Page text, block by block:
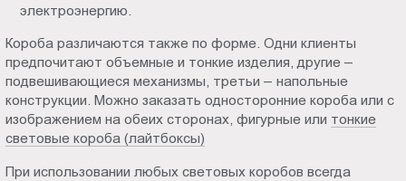
электроэнергию.
Короба различаются также по форме. Одни клиенты
предпочитают объемные и тонкие изделия, другие –
подвешивающиеся механизмы, третьи – напольные
конструкции. Можно заказать односторонние короба или с
изображением на обеих сторонах, фигурные или тонкие
световые короба (лайтбоксы)
При использовании любых световых коробов всегда